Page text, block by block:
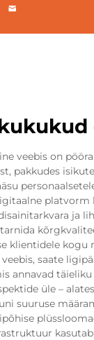
veebis on
pakkudes
ja
klientidele kogu
saate
annavad
üle –
suuruse